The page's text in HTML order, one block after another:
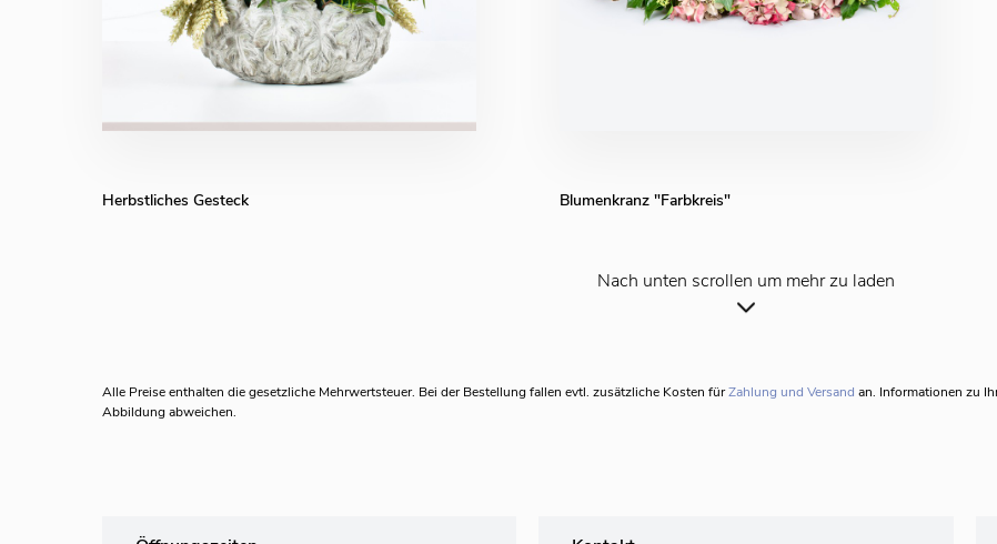
Herbstliches Gesteck Blumenkranz "Farbkreis"
Nach unten scrollen um mehr zu laden
Alle Preise enthalten die gesetzliche Mehrwertsteuer. Bei der Bestellung fallen evtl. zusätzliche Kosten fürZahlung und Versand an. Informationen zu
Abbildung abweichen.